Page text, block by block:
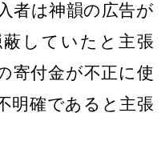
者は神韻の広告が
していたと主張
寄付金が不正に使
明確であると主張